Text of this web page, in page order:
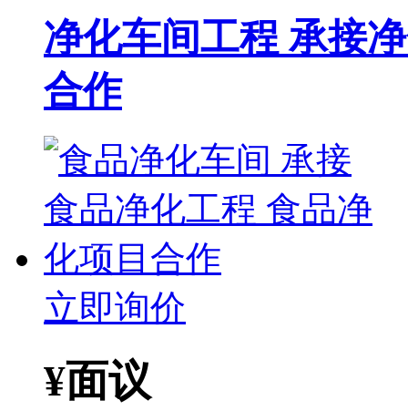
净化车间工程 承接
合作
立即询价
¥面议